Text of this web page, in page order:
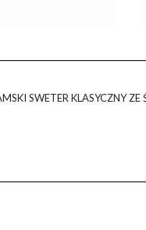
SWETER KLASYCZNY